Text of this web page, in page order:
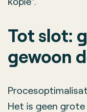
Tot slot:
gewoon
Het is geen